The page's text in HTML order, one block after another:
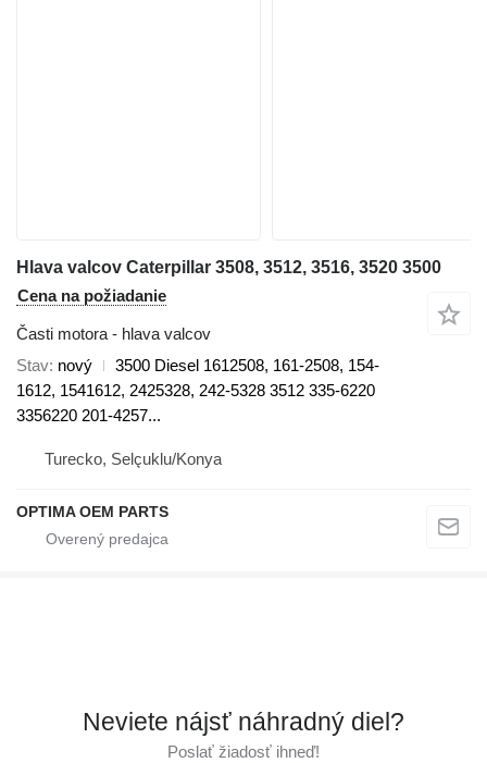
Hlava valcov Caterpillar 3508, 3512, 3516, 3520 3500
Cena na požiadanie
Časti motora - hlava valcov
Stav nový
3500 Diesel 1612508, 161-2508, 154-
1612, 1541612, 2425328, 242-5328 3512 335-6220
3356220 201-4257...
Turecko, Selçuklu/Konya
OPTIMA OEM PARTS
Neviete nájsť náhradný diel?
Poslať žiadosť ihneď!